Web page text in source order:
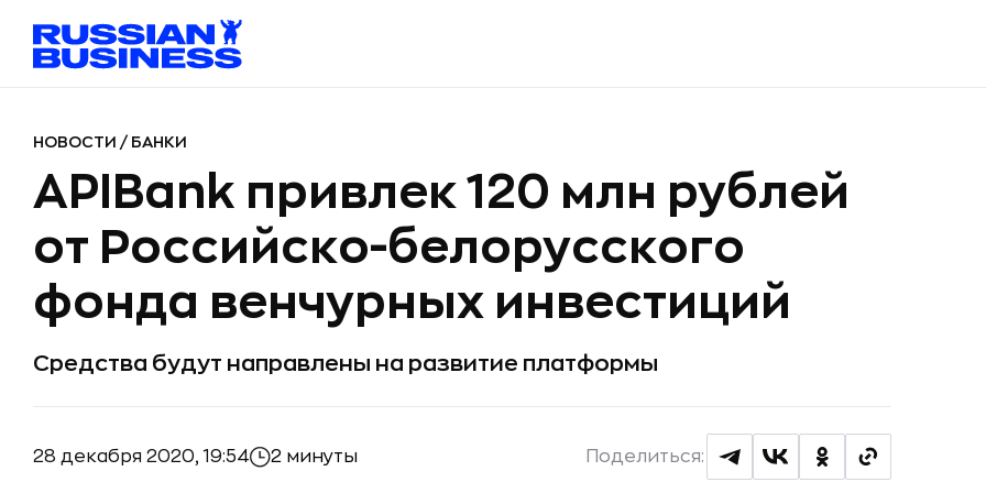
НОВОСТИ / БАНКИ
APIBank привлек 120 млн рублей
от Российско-белорусского
фонда венчурных инвестиций
Средства будут направлены на развитие платформы
28 декабря 2020, 19:54 2 минуты Поделиться: